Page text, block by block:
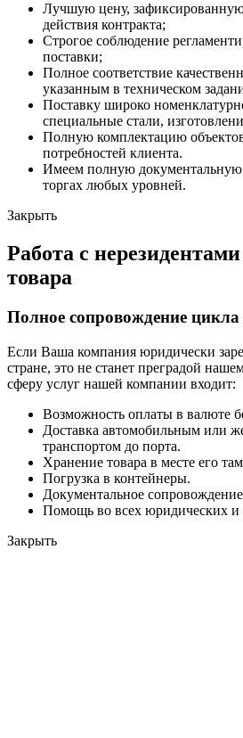
Лучшую цену, зафиксированную
действия контракта;
Строгое соблюдение
поставки;
Полное соответствие
указанным в техническом
Поставку широко
специальные стали,
Полную комплектацию
потребностей клиента.
Имеем полную документальную
торгах любых уровней.
Закрыть
Работа с
товара
Полное сопровождение цикла
Если Ваша компания юридически
стране, это не станет преградой
сферу услуг нашей компании входит:
Возможность оплаты в валюте
Доставка автомобильным или
транспортом до порта.
Хранение товара в месте его
Погрузка в контейнеры.
Документальное
Помощь во всех юридических и
Закрыть